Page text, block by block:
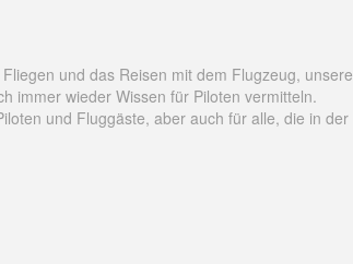
und das Reisen mit dem Flugzeug, unsere
immer wieder Wissen für Piloten vermitteln.
und Fluggäste, aber auch für alle, die in der